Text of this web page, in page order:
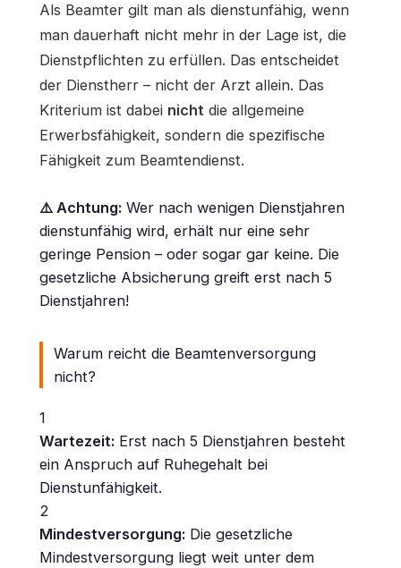
Als Beamter gilt man als dienstunfähig, wenn
man dauerhaft nicht mehr in der Lage ist, die
Dienstpflichten zu erfüllen. Das entscheidet
der Dienstherr – nicht der Arzt allein. Das
Kriterium ist dabei nicht die allgemeine
Erwerbsfähigkeit, sondern die spezifische
Fähigkeit zum Beamtendienst.
⚠️ Achtung: Wer nach wenigen Dienstjahren
dienstunfähig wird, erhält nur eine sehr
geringe Pension – oder sogar gar keine. Die
gesetzliche Absicherung greift erst nach 5
Dienstjahren!
Warum reicht die Beamtenversorgung
nicht?
1
Wartezeit: Erst nach 5 Dienstjahren besteht
ein Anspruch auf Ruhegehalt bei
Dienstunfähigkeit.
2
Mindestversorgung: Die gesetzliche
Mindestversorgung liegt weit unter dem